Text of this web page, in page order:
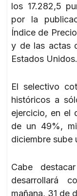
los 17.282,5
por la
Índice de
y de las actas
Estados Unidos.
El selectivo
históricos a
ejercicio, en el
de un 49%,
diciembre sube
Cabe
desarrollará
mañana, 31 de